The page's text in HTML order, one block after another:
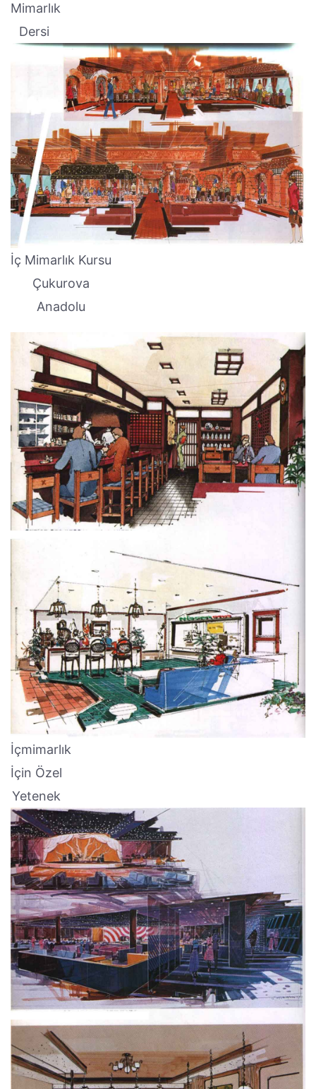
Mimarlık
Dersi
İç Mimarlık Kursu
Çukurova
Anadolu
İçmimarlık
İçin Özel
Yetenek